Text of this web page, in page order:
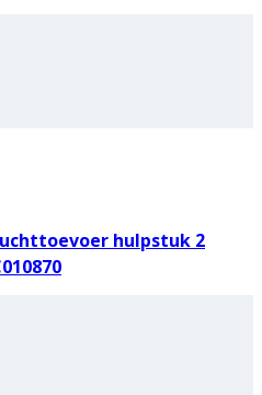
hulpstuk 2